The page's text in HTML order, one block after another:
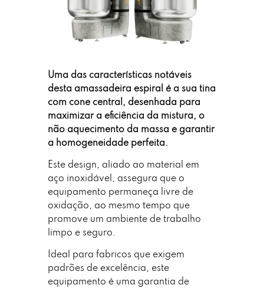
Uma das características notáveis
desta amassadeira espiral é a sua tina
com cone central, desenhada para
maximizar a eficiência da mistura, o
não aquecimento da massa e garantir
a homogeneidade perfeita.
Este design, aliado ao material em
aço inoxidável, assegura que o
equipamento permaneça livre de
oxidação, ao mesmo tempo que
promove um ambiente de trabalho
limpo e seguro.
Ideal para fabricos que exigem
padrões de excelência, este
equipamento é uma garantia de